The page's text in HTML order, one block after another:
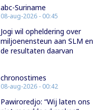
abc-Suriname
08-aug-2026 - 00:45
Jogi wil opheldering over
miljoenensteun aan SLM en
de resultaten daarvan
chronostimes
08-aug-2026 - 00:42
Pawiroredjo: “Wij laten ons